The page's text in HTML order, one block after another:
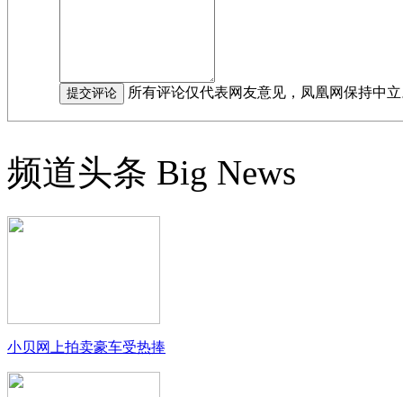
所有评论仅代表网友意见，凤凰网保持中
频道头条 Big News
小贝网上拍卖豪车受热捧